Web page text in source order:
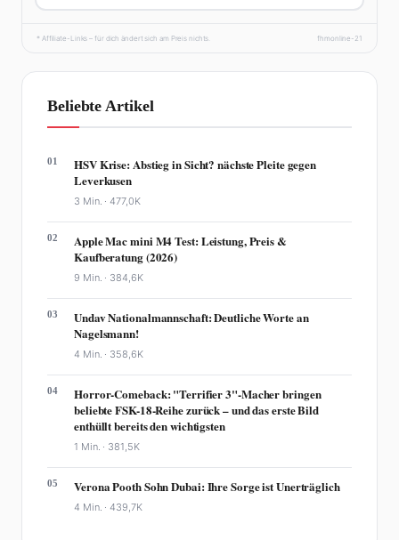
* Affiliate-Links – für dich ändert sich am Preis nichts. fhmonline-21
Beliebte Artikel
01
HSV Krise: Abstieg in Sicht? nächste Pleite gegen
Leverkusen
3 Min. ·477,0K
02
Apple Mac mini M4 Test: Leistung, Preis &
Kaufberatung (2026)
9 Min. · 384,6K
03
Undav Nationalmannschaft: Deutliche Worte an
Nagelsmann!
4 Min. · 358,6K
04
Horror-Comeback: "Terrifier 3"-Macher bringen
beliebte FSK-18-Reihe zurück – und das erste Bild
enthüllt bereits den wichtigsten
1 Min. · 381,5K
05 Verona Pooth Sohn Dubai: Ihre Sorge ist Unerträglich
4 Min. ·439,7K